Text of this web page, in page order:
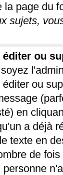
la page du
sujets,
ou
ou
en
a déjà
texte en
de